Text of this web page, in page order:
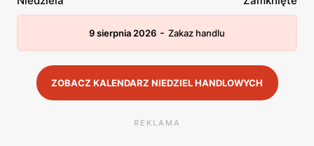
9 sierpnia 2026 - Zakaz handlu
ZOBACZ KALENDARZ NIEDZIEL HANDLOWYCH
REKLAMA